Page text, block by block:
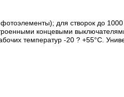
для створок до
концевыми
температур -20 ? +55°C.